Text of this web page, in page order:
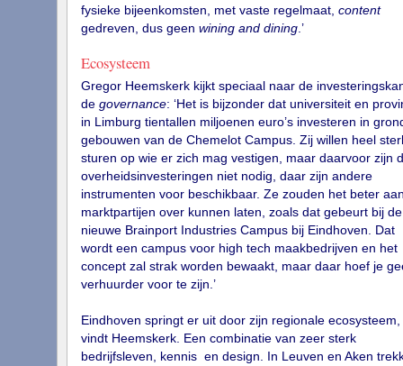
fysieke bijeenkomsten, met vaste regelmaat, content
gedreven, dus geen wining and dining.’
Ecosysteem
Gregor Heemskerk kijkt speciaal naar de
de governance: ‘Het is bijzonder dat universiteit en
in Limburg tientallen miljoenen euro’s investeren in
gebouwen van de Chemelot Campus. Zij willen heel
sturen op wie er zich mag vestigen, maar daarvoor zijn
overheidsinvesteringen niet nodig, daar zijn andere
instrumenten voor beschikbaar. Ze zouden het beter
marktpartijen over kunnen laten, zoals dat gebeurt bij de
nieuwe Brainport Industries Campus bij Eindhoven. Dat
wordt een campus voor high tech maakbedrijven en het
concept zal strak worden bewaakt, maar daar hoef je
verhuurder voor te zijn.’
Eindhoven springt er uit door zijn regionale ecosysteem,
vindt Heemskerk. Een combinatie van zeer sterk
bedrijfsleven, kennis en design. In Leuven en Aken